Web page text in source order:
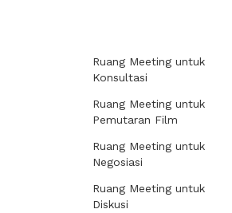
Ruang Meeting untuk
Konsultasi
Ruang Meeting untuk
Pemutaran Film
Ruang Meeting untuk
Negosiasi
Ruang Meeting untuk
Diskusi